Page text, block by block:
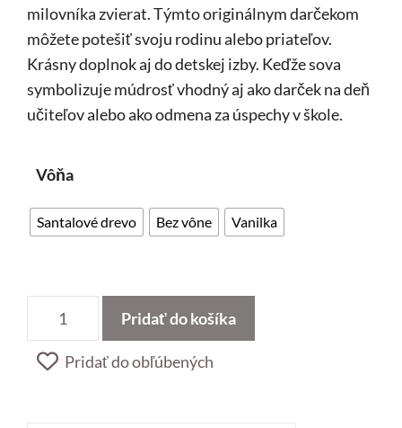
milovníka zvierat. Týmto originálnym darčekom
môžete potešiť svoju rodinu alebo priateľov.
Krásny doplnok aj do detskej izby. Keďže sova
symbolizuje múdrosť vhodný aj ako darček na deň
učiteľov alebo ako odmena za úspechy v škole.
Vôňa
Santalové drevo Bez vône Vanilka
Pridať do košíka
Pridať do obľúbených